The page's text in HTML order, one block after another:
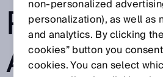
POUR LES
non‑personalized
personalization), as well as
and analytics. By clicking
cookies” button you
cookies. You can select